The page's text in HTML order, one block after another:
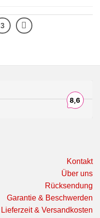
3
Kontakt
Über uns
Rücksendung
Garantie & Beschwerden
Lieferzeit & Versandkosten